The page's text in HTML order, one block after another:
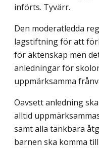
införts. Tyvärr.
Den moderatledda
lagstiftning för att
för äktenskap men
anledningar för
uppmärksamma
Oavsett anledning
alltid
samt alla tänkbara
barnen ska komma